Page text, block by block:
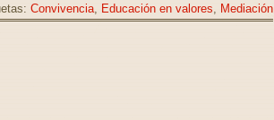
Convivencia, Educación en valores, Mediación